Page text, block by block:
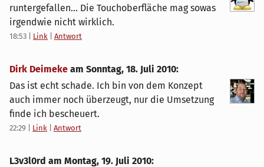
runtergefallen... Die Touchoberfläche mag sowas
irgendwie nicht wirklich.
18:53 Link Antwort
Dirk Deimeke am Sonntag, 18. Juli 2010:
Das ist echt schade. Ich bin von dem Konzept
auch immer noch überzeugt, nur die Umsetzung
finde ich bescheuert.
22:29 Link Antwort
L3v3l0rd am Montag, 19. Juli 2010: